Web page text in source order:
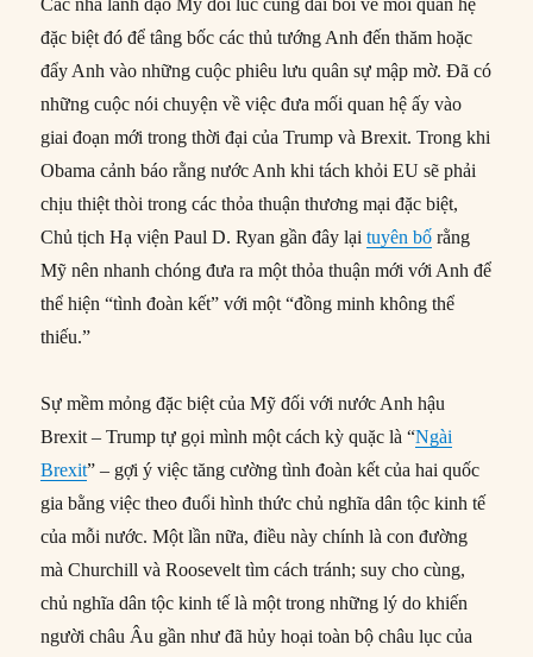
đặc biệt đó để tâng bốc các thủ tướng Anh đến thăm hoặc
đẩy Anh vào những cuộc phiêu lưu quân sự mập mờ. Đã có
những cuộc nói chuyện về việc đưa mối quan hệ ấy vào
giai đoạn mới trong thời đại của Trump và Brexit. Trong khi
Obama cảnh báo rằng nước Anh khi tách khỏi EU sẽ phải
chịu thiệt thòi trong các thỏa thuận thương mại đặc biệt,
Chủ tịch Hạ viện Paul D. Ryan gần đây lạituyên bố rằng
Mỹ nên nhanh chóng đưa ra một thỏa thuận mới với Anh để
thể hiện “tình đoàn kết” với một “đồng minh không thể
thiếu.”
Sự mềm mỏng đặc biệt của Mỹ đối với nước Anh hậu
Brexit – Trump tự gọi mình một cách kỳ quặc là “Ngài
Brexit” – gợi ý việc tăng cường tình đoàn kết của hai quốc
gia bằng việc theo đuổi hình thức chủ nghĩa dân tộc kinh tế
của mỗi nước. Một lần nữa, điều này chính là con đường
mà Churchill và Roosevelt tìm cách tránh; suy cho cùng,
chủ nghĩa dân tộc kinh tế là một trong những lý do khiến
người châu Âu gần như đã hủy hoại toàn bộ châu lục của